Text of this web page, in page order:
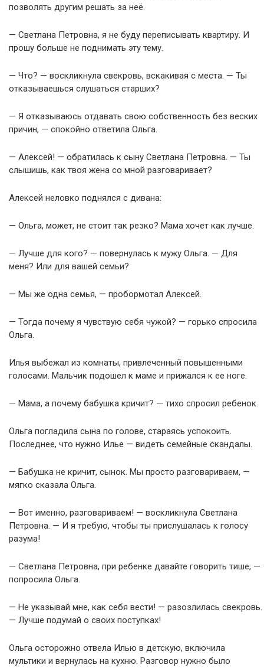
позволять другим решать за неё.
— Светлана Петровна, я не буду переписывать квартиру. И
прошу больше не поднимать эту тему.
— Что? — воскликнула свекровь, вскакивая с места. — Ты
отказываешься слушаться старших?
— Я отказываюсь отдавать свою собственность без веских
причин, — спокойно ответила Ольга.
— Алексей! — обратилась к сыну Светлана Петровна. — Ты
слышишь, как твоя жена со мной разговаривает?
Алексей неловко поднялся с дивана:
— Ольга, может, не стоит так резко? Мама хочет как лучше.
— Лучше для кого? — повернулась к мужу Ольга. — Для
меня? Или для вашей семьи?
— Мы же одна семья, — пробормотал Алексей.
— Тогда почему я чувствую себя чужой? — горько спросила
Ольга.
Илья выбежал из комнаты, привлеченный повышенными
голосами. Мальчик подошел к маме и прижался к ее ноге.
— Мама, а почему бабушка кричит? — тихо спросил ребенок.
Ольга погладила сына по голове, стараясь успокоить.
Последнее, что нужно Илье — видеть семейные скандалы.
— Бабушка не кричит, сынок. Мы просто разговариваем, —
мягко сказала Ольга.
— Вот именно, разговариваем! — воскликнула Светлана
Петровна. — И я требую, чтобы ты прислушалась к голосу
разума!
— Светлана Петровна, при ребенке давайте говорить тише, —
попросила Ольга.
— Не указывай мне, как себя вести! — разозлилась свекровь.
— Лучше подумай о своих поступках!
Ольга осторожно отвела Илью в детскую, включила
мультики и вернулась на кухню. Разговор нужно было